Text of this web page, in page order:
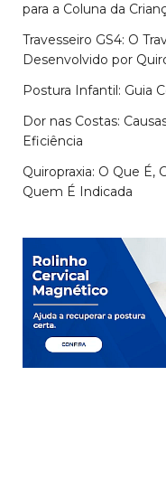
para a Coluna da
Travesseiro GS4: O
Desenvolvido por
Postura Infantil: Guia
Dor nas Costas:
Eficiência
Quiropraxia: O Que É,
Quem É Indicada